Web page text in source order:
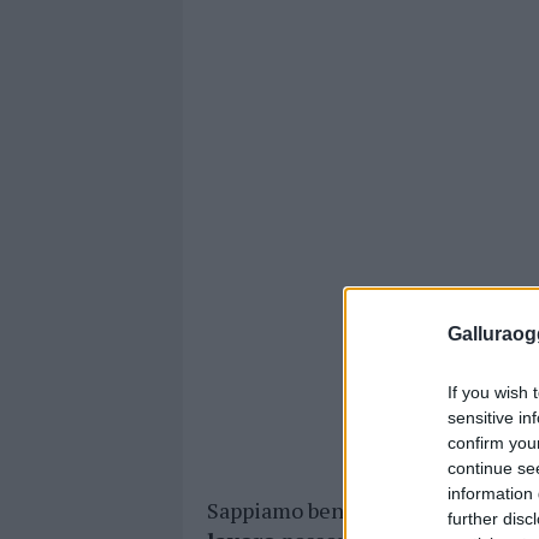
If you wish
sensitive
confirm
continue
information
further
Sappiamo bene che per la